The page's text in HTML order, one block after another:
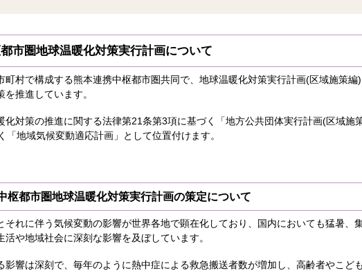
市圏地球温暖化対策実行計画について
町村で構成する熊本連携中枢都市圏共同で、地球温暖化対策実行計画(区域施策
推進しています。
化対策の推進に関する法律第21条第3項に基づく「地方公共団体実行計画(区域施
「地域気候変動適応計画」として位置付けます。
枢都市圏地球温暖化対策実行計画の策定について
それに伴う気候変動の影響が世界各地で顕在化しており、国内においても猛暑、
活や地域社会に深刻な影響を及ぼしています。
影響は深刻で、毎年のように熱中症による救急搬送者数が増加し、高齢者やこど